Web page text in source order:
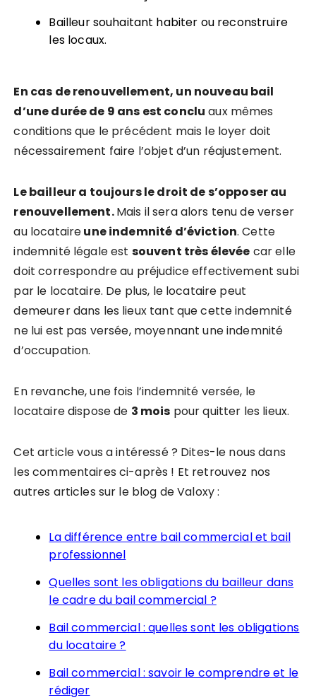
Bailleur souhaitant habiter ou reconstruire
les locaux.
En cas de renouvellement, un nouveau bail
d’une durée de 9 ans est conclu aux mêmes
conditions que le précédent mais le loyer doit
nécessairement faire l’objet d’un réajustement.
Le bailleur a toujours le droit de s’opposer au
renouvellement.Mais il sera alors tenu de verser
au locataireune indemnité d’éviction. Cette
indemnité légale est souvent très élevée car elle
doit correspondre au préjudice effectivement subi
par le locataire. De plus, le locataire peut
demeurer dans les lieux tant que cette indemnité
ne lui est pas versée, moyennant une indemnité
d’occupation.
En revanche, une fois l’indemnité versée, le
locataire dispose de 3 mois pour quitter les lieux.
Cet article vous a intéressé ? Dites-le nous dans
les commentaires ci-après ! Et retrouvez nos
autres articles sur le blog de Valoxy :
La différence entre bail commercial et bail
professionnel
Quelles sont les obligations du bailleur dans
le cadre du bail commercial ?
Bail commercial : quelles sont les obligations
du locataire ?
Bail commercial : savoir le comprendre et le
rédiger